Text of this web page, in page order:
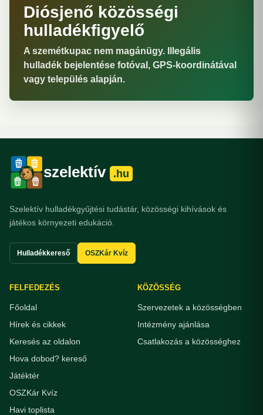
Diósjenő közösségi
hulladékfigyelő
A szemétkupac nem magánügy. Illegális
hulladék bejelentése fotóval, GPS-koordinátával
vagy település alapján.
szelektív .hu
Szelektív hulladékgyűjtési tudástár, közösségi kihívások és
játékos környezeti edukáció.
Hulladékkereső OSZKár Kvíz
FELFEDEZÉS
Főoldal
Hírek és cikkek
Keresés az oldalon
Hova dobod? kereső
Játéktér
OSZKár Kvíz
Havi toplista
KÖZÖSSÉG
Szervezetek a közösségben
Intézmény ajánlása
Csatlakozás a közösséghez